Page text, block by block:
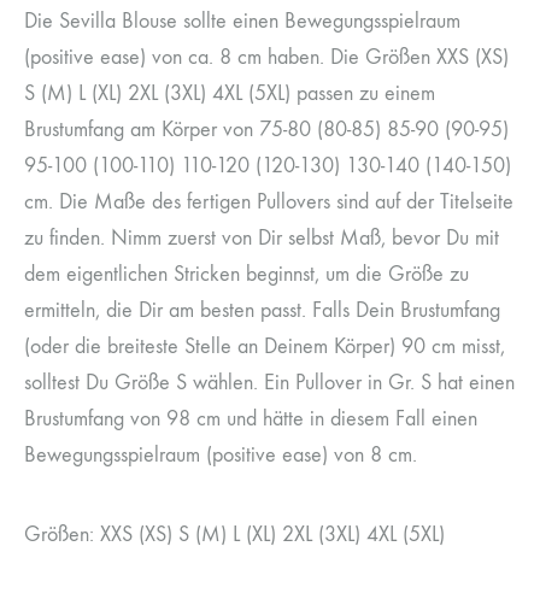
Die Sevilla Blouse sollte einen Bewegungsspielraum
(positive ease) von ca. 8 cm haben. Die Größen XXS (XS)
S (M) L (XL) 2XL (3XL) 4XL (5XL) passen zu einem
Brustumfang am Körper von 75-80 (80-85) 85-90 (90-95)
95-100 (100-110) 110-120 (120-130) 130-140 (140-150)
cm. Die Maße des fertigen Pullovers sind auf der Titelseite
zu finden. Nimm zuerst von Dir selbst Maß, bevor Du mit
dem eigentlichen Stricken beginnst, um die Größe zu
ermitteln, die Dir am besten passt. Falls Dein Brustumfang
(oder die breiteste Stelle an Deinem Körper) 90 cm misst,
solltest Du Größe S wählen. Ein Pullover in Gr. S hat einen
Brustumfang von 98 cm und hätte in diesem Fall einen
Bewegungsspielraum (positive ease) von 8 cm.
Größen: XXS (XS) S (M) L (XL) 2XL (3XL) 4XL (5XL)